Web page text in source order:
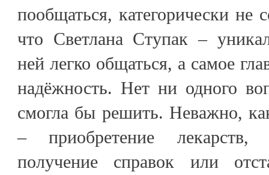
пообщаться, категорически не
что Светлана Ступак –
ней легко общаться, а самое
надёжность. Нет ни одного
смогла бы решить. Неважно,
– приобретение лекарств,
получение справок или